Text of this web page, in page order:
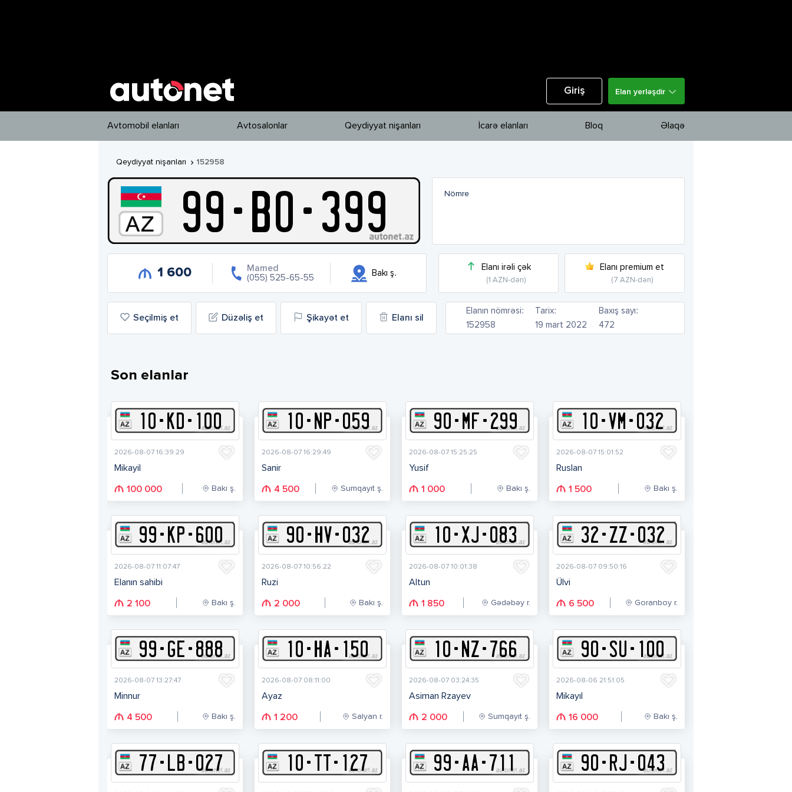
Giriş Elan yerləşdir
Avtomobil elanları Avtosalonlar Qeydiyyat nişanları İcarə elanları Bloq Əlaqə
Qeydiyyat nişanları  152958
99-BO-399 Nömre
1 600 Mamed
(055) 525-65-55
Bakı ş.
Elanı irəli çək
(1 AZN-dən)
Elanı premium et
(7 AZN-dən)
Seçilmiş et Düzəliş et Şikayət et Elanı sil
Elanın nömrəsi:
152958
Tarix:
19 mart 2022
Baxış sayı:
472
Son elanlar
10-KD- 100
2026-08-07 16:39:29
Mikayil
100 000 Bakı ş.
10-NP-059
2026-08-07 16:29:49
Sanir
4 500 Sumqayıt ş.
90-MF-299
2026-08-07 15:25:25
Yusif
1 000 Bakı ş.
10-VM-032
2026-08-07 15:01:52
Ruslan
1 500 Bakı ş.
99-KP-600
2026-08-07 11:07:47
Elanın sahibi
2 100 Bakı ş.
90-HV-032
2026-08-07 10:56:22
Ruzi
2 000 Bakı ş.
10-XJ-083
2026-08-07 10:01:38
Altun
1 850 Gədəbəy r.
32-ZZ-032
2026-08-07 09:50:16
Ülvi
6 500 Goranboy r.
99-GE-888
2026-08-07 13:27:47
Minnur
4 500 Bakı ş.
10-HA- 150
2026-08-07 08:11:00
Ayaz
1 200 Salyan r.
10-NZ-766
2026-08-07 03:24:35
Asiman Rzayev
2 000 Sumqayıt ş.
90-SU- 100
2026-08-06 21:51:05
Mikayıl
16 000 Bakı ş.
77-LB-027 10-TT- 127 99-AA-711 90-RJ-043